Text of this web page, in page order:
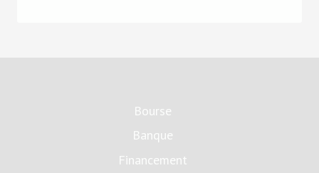
Bourse
Banque
Financement